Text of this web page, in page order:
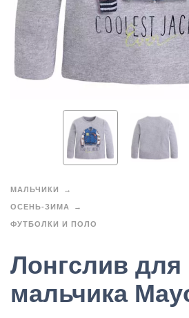
МАЛЬЧИКИ
ОСЕНЬ-ЗИМА
ФУТБОЛКИ И ПОЛО
Лонгслив для
мальчика